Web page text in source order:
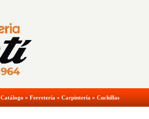
Catálogo » Ferretería » Carpintería » Cuchillas